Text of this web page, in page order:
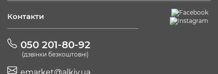
Контакти
050 201-80-92
(дзвінки безкоштовні)